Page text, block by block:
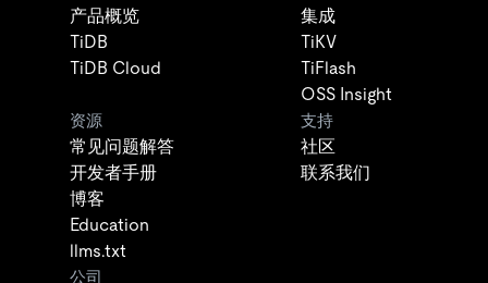
产品概览
TiDB
TiDB Cloud
集成
TiKV
TiFlash
OSS Insight
资源
常见问题解答
开发者手册
博客
Education
llms.txt
支持
社区
联系我们
公司